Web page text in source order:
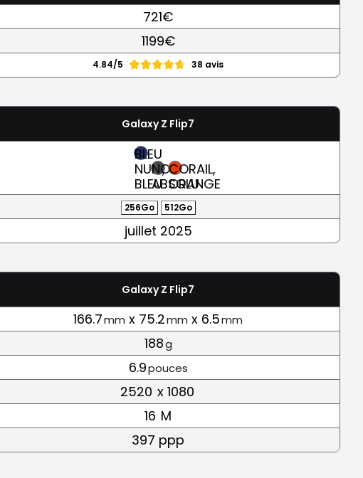
721€
1199€
4.84/5 38 avis
Galaxy Z Flip7
BLEU
NUIT,
BLEU
NOIR
ABSOLU
CORAIL,
ORANGE
256Go 512Go
juillet 2025
Galaxy Z Flip7
166.7mm x 75.2mm x 6.5mm
188g
6.9pouces
2520 x 1080
16 M
397 ppp